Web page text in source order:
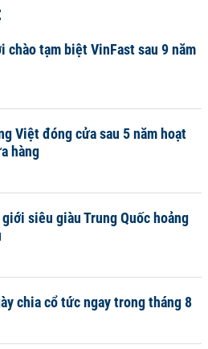
chào tạm biệt VinFast sau 9 năm
Việt đóng cửa sau 5 năm hoạt
hàng
siêu giàu Trung Quốc hoảng
chia cổ tức ngay trong tháng 8